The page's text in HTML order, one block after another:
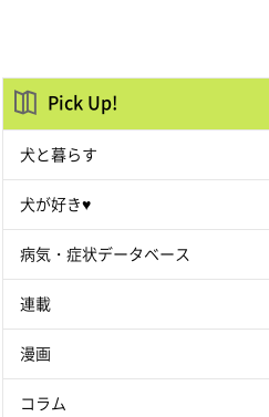
Pick Up!
犬と暮らす
犬が好き♥
病気・症状データベース
連載
漫画
コラム